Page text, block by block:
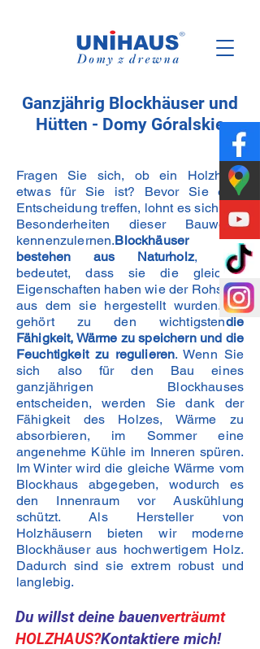
Ganzjährig Blockhäuser und
Hütten - Domy Góralskie
Fragen Sie sich, ob ein Holzhaus
etwas für Sie ist? Bevor Sie eine
Entscheidung treffen, lohnt es sich, die
Besonderheiten dieser Bauweise
kennenzulernen.Blockhäuser
bestehen aus Naturholz, was
bedeutet, dass sie die gleichen
Eigenschaften haben wie der Rohstoff,
aus dem sie hergestellt wurden. Es
gehört zu den wichtigstendie
Fähigkeit, Wärme zu speichern und die
Feuchtigkeit zu regulieren. Wenn Sie
sich also für den Bau eines
ganzjährigen Blockhauses
entscheiden, werden Sie dank der
Fähigkeit des Holzes, Wärme zu
absorbieren, im Sommer eine
angenehme Kühle im Inneren spüren.
Im Winter wird die gleiche Wärme vom
Blockhaus abgegeben, wodurch es
den Innenraum vor Auskühlung
schützt. Als Hersteller von
Holzhäusern bieten wir moderne
Blockhäuser aus hochwertigem Holz.
Dadurch sind sie extrem robust und
langlebig.
Du willst deine bauenverträumt
HOLZHAUS?Kontaktiere mich!